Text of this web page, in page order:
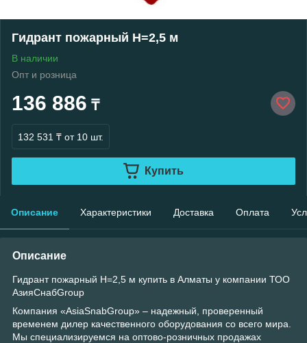
Гидрант пожарный H=2,5 м
В наличии
Опт и розница
136 886 ₸
132 531 ₸ от 10 шт.
Купить
Описание Характеристики Доставка Оплата
Описание
Гидрант пожарный H=2,5 м купить в Алматы у компании ТОО
АзияСнабGroup
Компания «AsiaSnabGroup» – надежный, проверенный
временем дилер качественного оборудования со всего мира.
Мы специализируемся на оптово-розничных продажах